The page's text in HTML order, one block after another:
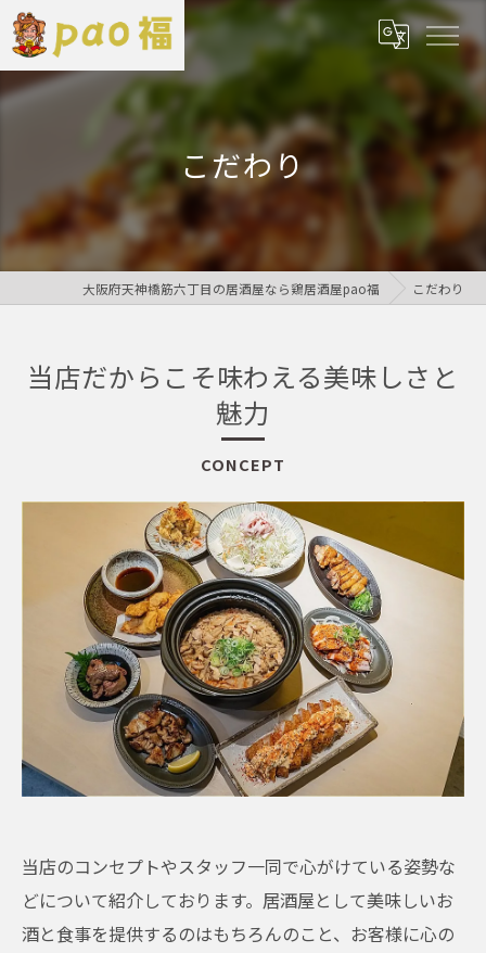
こだわり
大阪府天神橋筋六丁目の居酒屋なら鶏居酒屋pao福 こだわり
当店だからこそ味わえる美味しさと
魅力
CONCEPT
当店のコンセプトやスタッフ一同で心がけている姿勢な
どについて紹介しております。居酒屋として美味しいお
酒と食事を提供するのはもちろんのこと、お客様に心の